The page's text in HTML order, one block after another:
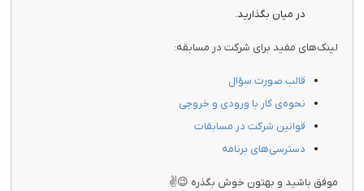
در میان بگذارید.
لینک‌های مفید برای شرکت در مسابقه:
قالب صورت سؤال
نحوه‌ی کار با ورودی و خروجی
قوانین شرکت در مسابقات
دسترسی‌های برنامه
موفق باشید و بهتون خوش بگذره 😉✌